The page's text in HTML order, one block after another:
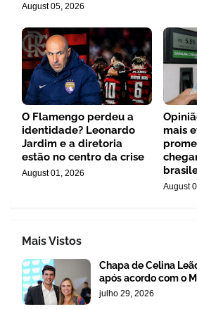
August 05, 2026
O Flamengo perdeu a
identidade? Leonardo
Jardim e a diretoria
estão no centro da crise
August 01, 2026
mais
August
Mais Vistos
Chapa de Celina
após acordo com o
julho 29, 2026